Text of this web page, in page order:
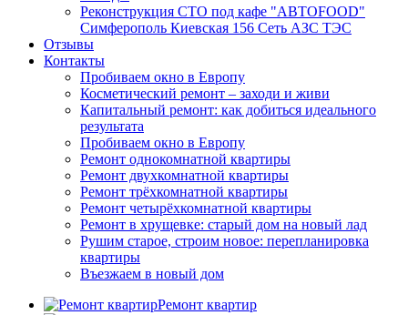
Реконструкция СТО под кафе "АВТОFOOD"
Симферополь Киевская 156 Сеть АЗС ТЭС
Отзывы
Контакты
Пробиваем окно в Европу
Косметический ремонт – заходи и живи
Капитальный ремонт: как добиться идеального
результата
Пробиваем окно в Европу
Ремонт однокомнатной квартиры
Ремонт двухкомнатной квартиры
Ремонт трёхкомнатной квартиры
Ремонт четырёхкомнатной квартиры
Ремонт в хрущевке: старый дом на новый лад
Рушим старое, строим новое: перепланировка
квартиры
Въезжаем в новый дом
Ремонт квартир